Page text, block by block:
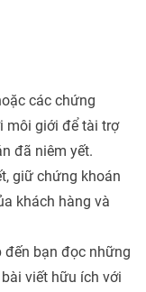
các chứng
môi giới để tài trợ
đã niêm yết.
giữ chứng khoán
khách hàng và
đến bạn đọc những
viết hữu ích với